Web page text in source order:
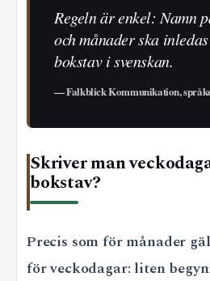
Regeln är enkel: Namn
och månader ska
bokstav i svenskan.
— Falkblick Kommunikation,
Skriver man
bokstav?
Precis som för månader
för veckodagar: liten